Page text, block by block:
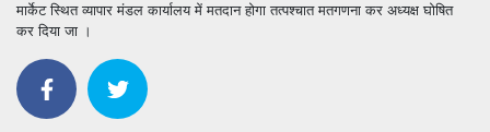
मार्केट स्थित व्यापार मंडल कार्यालय में मतदान होगा तत्पश्चात मतगणना कर अध्यक्ष घोषित
कर दिया जा ।